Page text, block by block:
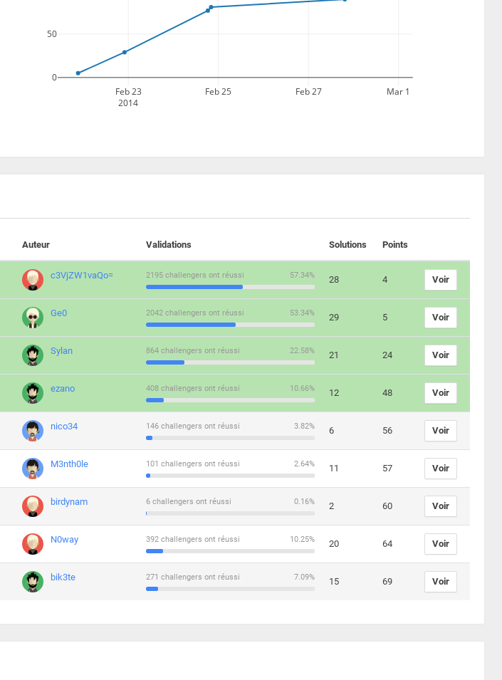
Feb 23
2014
Feb 25 Feb 27 Mar 1
0
50
Auteur Validations Solutions Points
c3VjZW1vaQo= 57.34%
2195 challengers ont réussi 28 4 Voir
Ge0 53.34%
2042 challengers ont réussi 29 5 Voir
Sylan 22.58%
864 challengers ont réussi 21 24 Voir
ezano 10.66%
408 challengers ont réussi 12 48 Voir
nico34 3.82%
146 challengers ont réussi 6 56 Voir
M3nth0le 2.64%
101 challengers ont réussi 11 57 Voir
birdynam 0.16%
6 challengers ont réussi 2 60 Voir
N0way 10.25%
392 challengers ont réussi 20 64 Voir
bik3te 7.09%
271 challengers ont réussi 15 69 Voir